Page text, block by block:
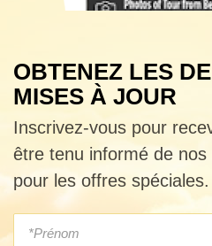
OBTENEZ LES
MISES À JOUR
Inscrivez-vous pour
être tenu informé de
pour les offres spéciales.